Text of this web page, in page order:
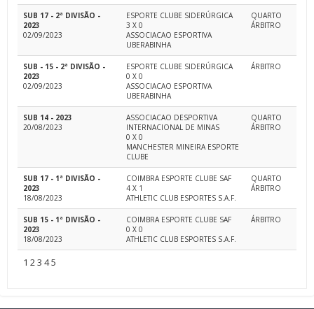
SUB 17 - 2ª DIVISÃO -
2023
02/09/2023
ESPORTE CLUBE SIDERÚRGICA
3 X 0
ASSOCIACAO ESPORTIVA
UBERABINHA
QUARTO
ÁRBITRO
SUB - 15 - 2ª DIVISÃO -
2023
02/09/2023
ESPORTE CLUBE SIDERÚRGICA
0 X 0
ASSOCIACAO ESPORTIVA
UBERABINHA
ÁRBITRO
SUB 14 - 2023
20/08/2023
ASSOCIACAO DESPORTIVA
INTERNACIONAL DE MINAS
0 X 0
MANCHESTER MINEIRA ESPORTE
CLUBE
QUARTO
ÁRBITRO
SUB 17 - 1ª DIVISÃO -
2023
18/08/2023
COIMBRA ESPORTE CLUBE SAF
4 X 1
ATHLETIC CLUB ESPORTES S.A.F.
QUARTO
ÁRBITRO
SUB 15 - 1ª DIVISÃO -
2023
18/08/2023
COIMBRA ESPORTE CLUBE SAF
0 X 0
ATHLETIC CLUB ESPORTES S.A.F.
ÁRBITRO
1 23 45